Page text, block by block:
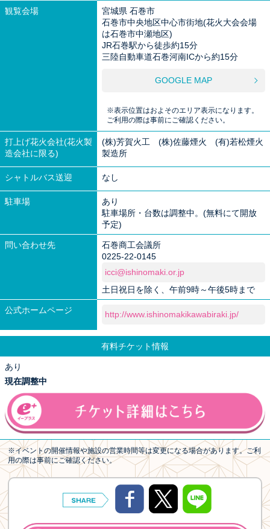
観覧会場
宮城県 石巻市
石巻市中央地区中心市街地(花火大会会場
は石巻市中瀬地区)
JR石巻駅から徒歩約15分
三陸自動車道石巻河南ICから約15分
GOOGLE MAP
※表示位置はおよそのエリア表示になります。
ご利用の際は事前にご確認ください。
打上げ花火会社(花火製
造会社に限る)
(株)芳賀火工 (株)佐藤煙火 (有)若松煙火
製造所
シャトルバス送迎 なし
駐車場
あり
駐車場所・台数は調整中。(無料にて開放
予定)
問い合わせ先
石巻商工会議所
0225-22-0145
icci@ishinomaki.or.jp
土日祝日を除く、午前9時～午後5時まで
公式ホームページ http://www.ishinomakikawabiraki.jp/
有料チケット情報
あり
現在調整中
※イベントの開催情報や施設の営業時間等は変更になる場合があります。ご利
用の際は事前にご確認ください。